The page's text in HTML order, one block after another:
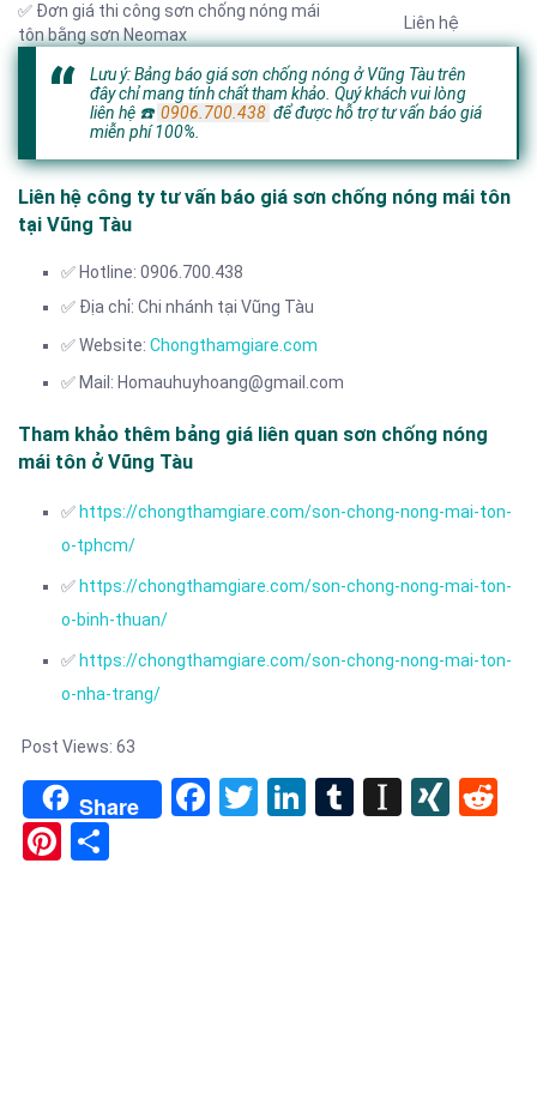
✅ Đơn giá thi công sơn chống nóng mái
tôn bằng sơn Neomax
Liên hệ
Lưu ý: Bảng báo giá sơn chống nóng ở Vũng Tàu trên
đây chỉ mang tính chất tham khảo. Quý khách vui lòng
liên hệ ☎️ 0906.700.438 để được hỗ trợ tư vấn báo giá
miễn phí 100%.
Liên hệ công ty tư vấn báo giá sơn chống nóng mái tôn
tại Vũng Tàu
✅ Hotline: 0906.700.438
✅ Địa chỉ: Chi nhánh tại Vũng Tàu
✅ Website: Chongthamgiare.com
✅ Mail: Homauhuyhoang@gmail.com
Tham khảo thêm bảng giá liên quan sơn chống nóng
mái tôn ở Vũng Tàu
✅ https://chongthamgiare.com/son-chong-nong-mai-ton-
o-tphcm/
✅ https://chongthamgiare.com/son-chong-nong-mai-ton-
o-binh-thuan/
✅ https://chongthamgiare.com/son-chong-nong-mai-ton-
o-nha-trang/
Post Views: 63
Share Facebook
TwitterLinkedIn
Tumblr
Pinterest